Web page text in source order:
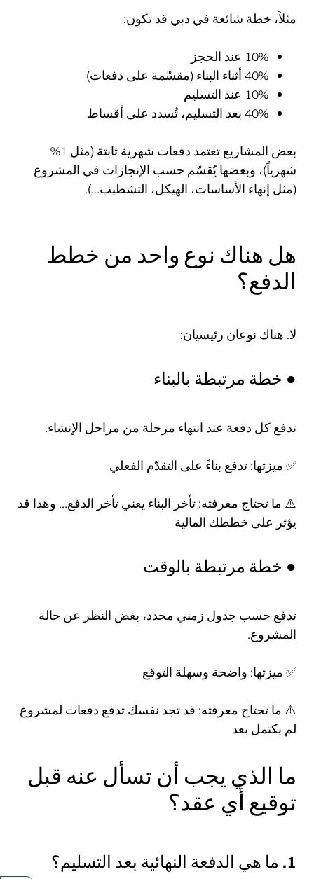
مثلاً، خطة شائعة في دبي قد تكون:
10% عند الحجز
40% أثناء البناء (مقسّمة على دفعات)
10% عند التسليم
40% بعد التسليم، تُسدد على أقساط
بعض المشاريع تعتمد دفعات شهرية ثابتة (مثل 1%
شهرياً)، وبعضها يُقسّم حسب الإنجازات في المشروع
(مثل إنهاء الأساسات، الهيكل، التشطيب…).
هل هناك نوع واحد من خطط
الدفع؟
لا. هناك نوعان رئيسيان:
● خطة مرتبطة بالبناء
تدفع كل دفعة عند انتهاء مرحلة من مراحل الإنشاء.
✅ ميزتها: تدفع بناءً على التقدّم الفعلي
⚠️ ما تحتاج معرفته: تأخر البناء يعني تأخر الدفع… وهذا قد
يؤثر على خططك المالية
● خطة مرتبطة بالوقت
تدفع حسب جدول زمني محدد، بغض النظر عن حالة
المشروع.
✅ ميزتها: واضحة وسهلة التوقع
⚠️ ما تحتاج معرفته: قد تجد نفسك تدفع دفعات لمشروع
لم يكتمل بعد
ما الذي يجب أن تسأل عنه قبل
توقيع أي عقد؟
1. ما هي الدفعة النهائية بعد التسليم؟